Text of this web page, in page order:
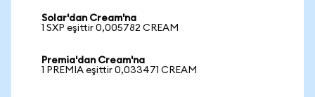
Solar'dan Cream'na
1 SXP eşittir 0,005782 CREAM
Premia'dan Cream'na
1 PREMIA eşittir 0,033471 CREAM